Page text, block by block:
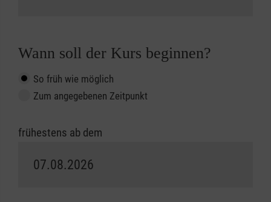
Wann soll der Kurs beginnen?
So früh wie möglich
Zum angegebenen Zeitpunkt
frühestens ab dem